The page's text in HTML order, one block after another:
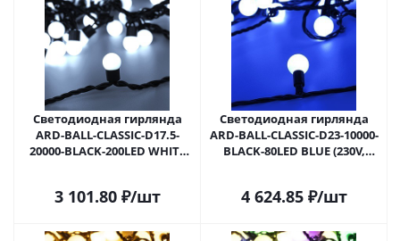
Светодиодная гирлянда
ARD-BALL-CLASSIC-D17.5-
20000-BLACK-200LED WHITE
3 101.80₽/шт
Светодиодная гирлянда
ARD-BALL-CLASSIC-D23-10000-
BLACK-80LED BLUE (230V,
4 624.85₽/шт